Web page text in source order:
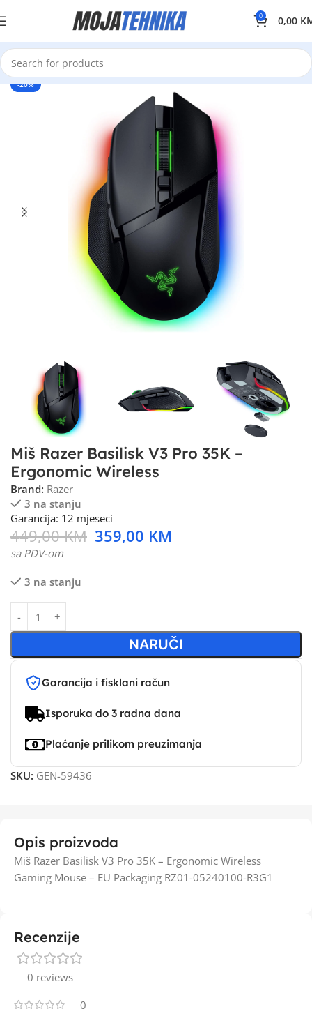
0 0,00
-20%
Miš Razer Basilisk V3 Pro 35K –
Ergonomic Wireless
Brand: Razer
3 na stanju
Garancija: 12 mjeseci
449,00KM 359,00 KM
sa PDV-om
3 na stanju
NARUČI
Garancija i fisklani račun
Isporuka do 3 radna dana
Plaćanje prilikom preuzimanja
SKU: GEN-59436
Opis proizvoda
Miš Razer Basilisk V3 Pro 35K – Ergonomic Wireless
Gaming Mouse – EU Packaging RZ01-05240100-R3G1
Recenzije
0 reviews
0